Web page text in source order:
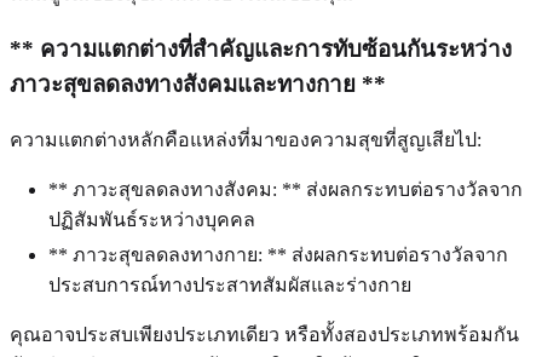
** ความแตกต่างที่สำคัญและการทับซ้อนกันระหว่าง
ภาวะสุขลดลงทางสังคมและทางกาย **
ความแตกต่างหลักคือแหล่งที่มาของความสุขที่สูญเสียไป:
** ภาวะสุขลดลงทางสังคม: ** ส่งผลกระทบต่อรางวัลจาก
ปฏิสัมพันธ์ระหว่างบุคคล
** ภาวะสุขลดลงทางกาย: ** ส่งผลกระทบต่อรางวัลจาก
ประสบการณ์ทางประสาทสัมผัสและร่างกาย
คุณอาจประสบเพียงประเภทเดียว หรือทั้งสองประเภทพร้อมกัน